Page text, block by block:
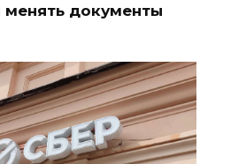
менять документы